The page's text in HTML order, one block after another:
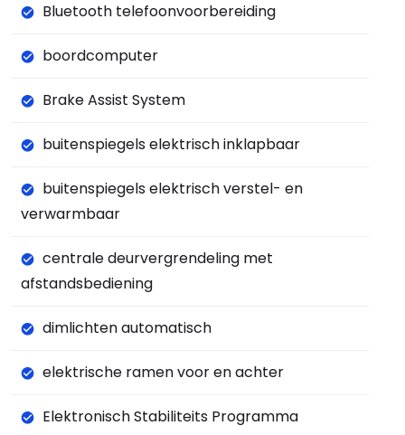
Bluetooth telefoonvoorbereiding
boordcomputer
Brake Assist System
buitenspiegels elektrisch inklapbaar
buitenspiegels elektrisch verstel- en
verwarmbaar
centrale deurvergrendeling met
afstandsbediening
dimlichten automatisch
elektrische ramen voor en achter
Elektronisch Stabiliteits Programma